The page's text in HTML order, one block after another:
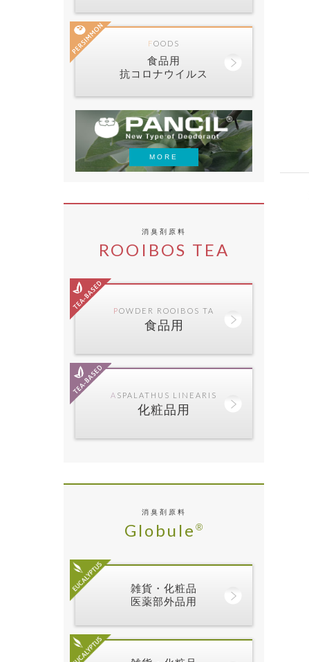
FOODS
食品用
抗コロナウイルス
MORE
消臭剤原料
ROOIBOS TEA
POWDER ROOIBOS TA
食品用
ASPALATHUS LINEARIS
化粧品用
消臭剤原料
Globule ®
雑貨・化粧品
医薬部外品用